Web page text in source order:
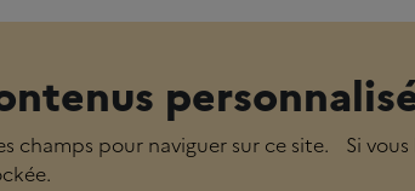
champs pour naviguer sur ce site. Si vous